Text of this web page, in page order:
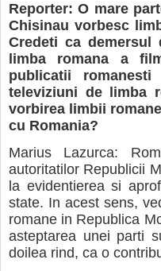
Reporter: O mare
Chisinau vorbesc
Credeti ca
limba romana a
publicatii
televiziuni de limba
vorbirea limbii
cu Romania?
Marius Lazurca:
autoritatilor Republicii
la evidentierea si
state. In acest sens,
romane in Republica
asteptarea unei parti
doilea rind, ca o